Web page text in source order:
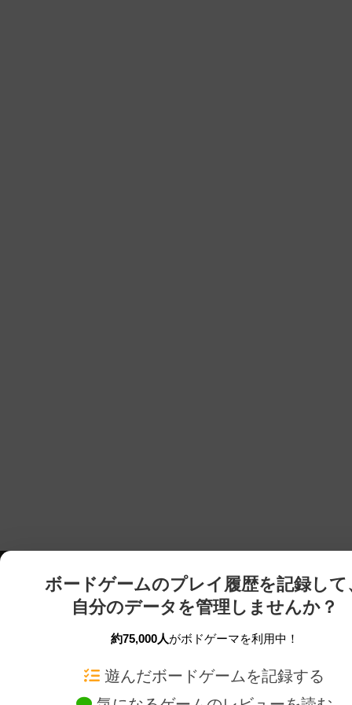
ボードゲームのプレイ履歴を記録して
自分のデータを管理しませんか？
約75,000人がボドゲーマを利用中！
遊んだボードゲームを記録する